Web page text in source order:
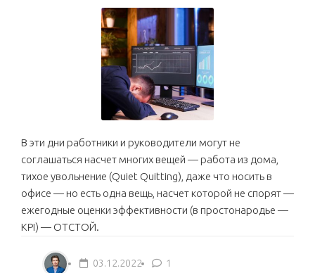
В эти дни работники и руководители могут не
соглашаться насчет многих вещей — работа из дома,
тихое увольнение (Quiet Quitting), даже что носить в
офисе — но есть одна вещь, насчет которой не спорят —
ежегодные оценки эффективности (в простонародье —
KPI) — ОТСТОЙ.
03.12.2022 1